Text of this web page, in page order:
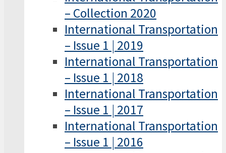
– Collection 2020
International Transportation
– Issue 1 | 2019
International Transportation
– Issue 1 | 2018
International Transportation
– Issue 1 | 2017
International Transportation
– Issue 1 | 2016